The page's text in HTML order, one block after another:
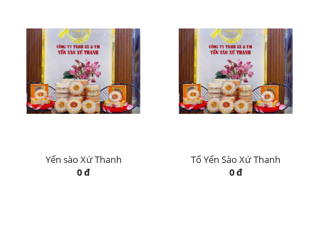
Yến sào Xứ Thanh
0 đ
Tổ Yến Sào Xứ Thanh
0 đ